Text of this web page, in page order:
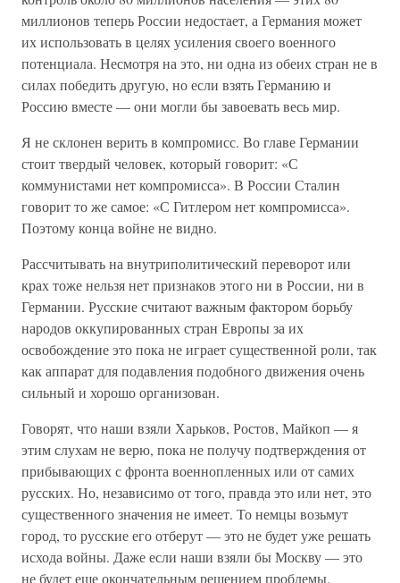
миллионов теперь России недостает, а Германия может
их использовать в целях усиления своего военного
потенциала. Несмотря на это, ни одна из обеих стран не в
силах победить другую, но если взять Германию и
Россию вместе — они могли бы завоевать весь мир.
Я не склонен верить в компромисс. Во главе Германии
стоит твердый человек, который говорит: «С
коммунистами нет компромисса». В России Сталин
говорит то же самое: «С Гитлером нет компромисса».
Поэтому конца войне не видно.
Рассчитывать на внутриполитический переворот или
крах тоже нельзя нет признаков этого ни в России, ни в
Германии. Русские считают важным фактором борьбу
народов оккупированных стран Европы за их
освобождение это пока не играет существенной роли, так
как аппарат для подавления подобного движения очень
сильный и хорошо организован.
Говорят, что наши взяли Харьков, Ростов, Майкоп — я
этим слухам не верю, пока не получу подтверждения от
прибывающих с фронта военнопленных или от самих
русских. Но, независимо от того, правда это или нет, это
существенного значения не имеет. То немцы возьмут
город, то русские его отберут — это не будет уже решать
исхода войны. Даже если наши взяли бы Москву — это
не будет еще окончательным решением проблемы.